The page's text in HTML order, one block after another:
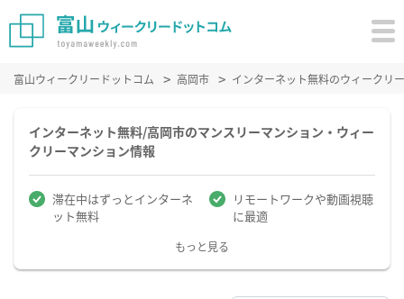
富山ウィークリードットコム 高岡市 インターネット無料のウィークリ
インターネット無料/高岡市のマンスリーマンション・ウィー
クリーマンション情報
滞在中はずっとインターネ
ット無料
リモートワークや動画視聴
に最適
もっと見る